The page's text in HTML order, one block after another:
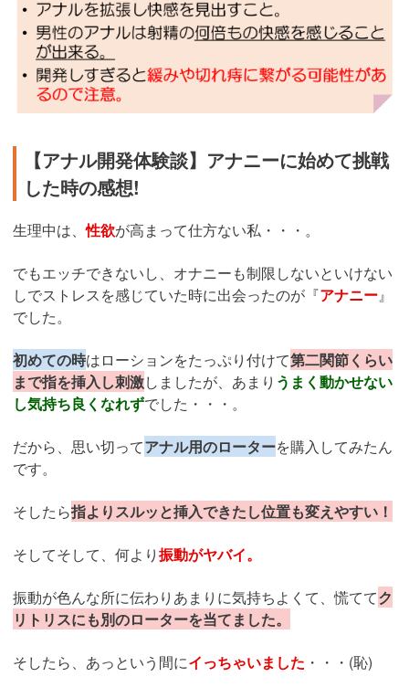
【アナル開発体験談】アナニーに始めて挑戦
した時の感想!
生理中は、性欲が高まって仕方ない私・・・。
でもエッチできないし、オナニーも制限しないといけない
しでストレスを感じていた時に出会ったのが『アナニー』
でした。
初めての時はローションをたっぷり付けて第二関節くらい
まで指を挿入し刺激しましたが、あまり うまく動かせない
し気持ち良くなれずでした・・・。
だから、思い切ってアナル用のローターを購入してみたん
です。
そしたら指よりスルッと挿入できたし位置も変えやすい！
そしてそして、何より振動がヤバイ。
振動が色んな所に伝わりあまりに気持ちよくて、慌ててク
リトリスにも別のローターを当てました。
そしたら、あっという間にイっちゃいました ・・・(恥)